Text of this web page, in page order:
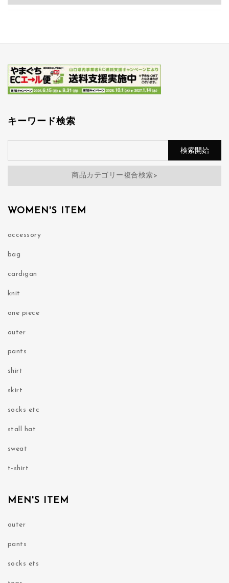
キーワード検索
商品カテゴリー複合検索>
WOMEN'S ITEM
accessory
bag
cardigan
knit
one piece
outer
pants
shirt
skirt
socks etc
stall hat
sweat
t-shirt
MEN'S ITEM
outer
pants
socks ets